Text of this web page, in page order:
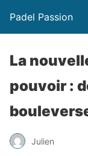
Padel Passion
La
pouvoir :
Julien